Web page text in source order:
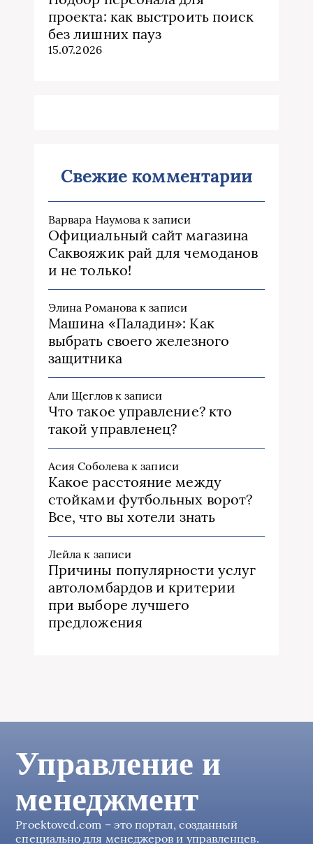
проекта: как выстроить поиск
без лишних пауз
15.07.2026
Свежие комментарии
Варвара Наумова к записи
Официальный сайт магазина
Саквояжик рай для чемоданов
и не только!
Элина Романова к записи
Машина «Паладин»: Как
выбрать своего железного
защитника
Али Щегловк записи
Что такое управление? кто
такой управленец?
Асия Соболева к записи
Какое расстояние между
стойками футбольных ворот?
Все, что вы хотели знать
Лейла к записи
Причины популярности услуг
автоломбардов и критерии
при выборе лучшего
предложения
Управление и
менеджмент
Proektoved.com – это портал, созданный
специально для менеджеров и управленцев.